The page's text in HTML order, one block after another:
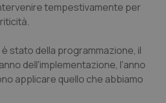
& Rettocolite Ulcerosa
patologie neurodegenerative
tempestivamente per
è stato della programmazione, il
dell'implementazione, l'anno
applicare quello che abbiamo